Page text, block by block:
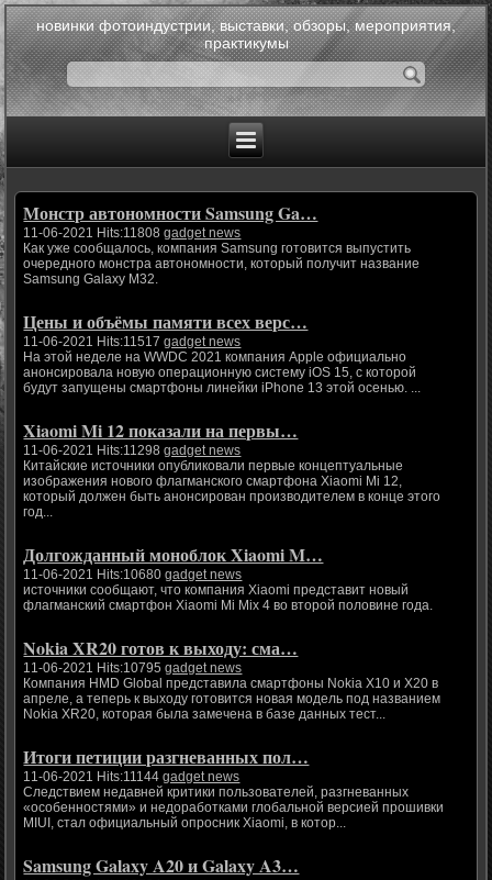
новинки фотоиндустрии, выставки, обзоры, мероприятия,
практикумы
Монстр автономности Samsung Ga…
11-06-2021 Hits:11808gadget news
Как уже сообщалось, компания Samsung готовится выпустить
очередного монстра автономности, который получит название
Samsung Galaxy M32.
Цены и объёмы памяти всех верс…
11-06-2021 Hits:11517gadget news
На этой неделе на WWDC 2021 компания Apple официально
анонсировала новую операционную систему iOS 15, с которой
будут запущены смартфоны линейки iPhone 13 этой осенью. ...
Xiaomi Mi 12 показали на первы…
11-06-2021 Hits:11298gadget news
Китайские источники опубликовали первые концептуальные
изображения нового флагманского смартфона Xiaomi Mi 12,
который должен быть анонсирован производителем в конце этого
год...
Долгожданный моноблок Xiaomi M…
11-06-2021 Hits:10680gadget news
источники сообщают, что компания Xiaomi представит новый
флагманский смартфон Xiaomi Mi Mix 4 во второй половине года.
Nokia XR20 готов к выходу: сма…
11-06-2021 Hits:10795gadget news
Компания HMD Global представила смартфоны Nokia X10 и X20 в
апреле, а теперь к выходу готовится новая модель под названием
Nokia XR20, которая была замечена в базе данных тест...
Итоги петиции разгневанных пол…
11-06-2021 Hits:11144gadget news
Следствием недавней критики пользователей, разгневанных
«особенностями» и недоработками глобальной версией прошивки
MIUI, стал официальный опросник Xiaomi, в котор...
Samsung Galaxy A20 и Galaxy A3…